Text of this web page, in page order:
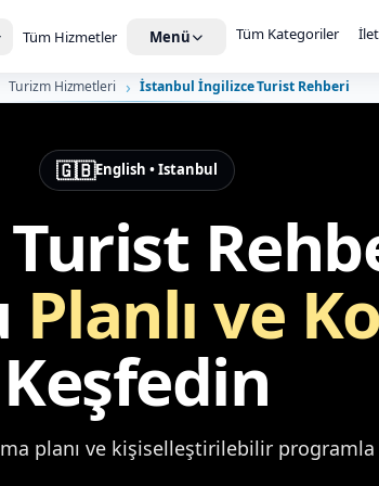
Tüm Hizmetler Menü Tüm Kategoriler
Turizm Hizmetleri İstanbul İngilizce Turist Rehberi
🇬🇧English • Istanbul
Planlı ve
Keşfedin
planı ve kişiselleştirilebilir